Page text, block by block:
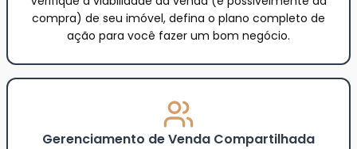
compra) de seu imóvel, defina o plano completo de
ação para você fazer um bom negócio.
Gerenciamento de Venda Compartilhada